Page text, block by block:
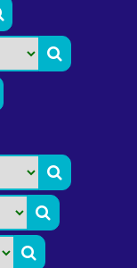



